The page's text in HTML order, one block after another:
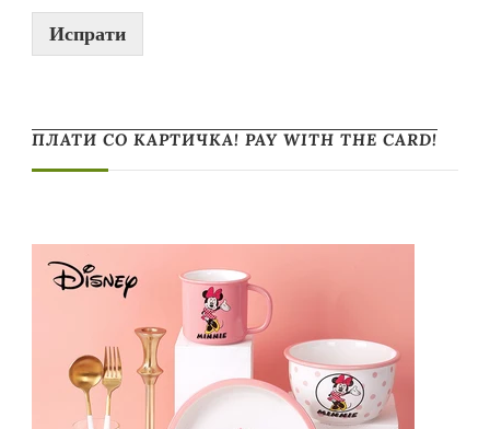
Испрати
ПЛАТИ СО КАРТИЧКА! PAY WITH THE CARD!